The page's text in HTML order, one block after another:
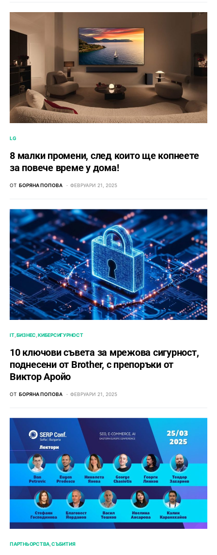
LG
8 малки промени, след които ще копнеете
за повече време у дома!
ОТ БОРЯНА ПОПОВА ФЕВРУАРИ 21, 2025
IT БИЗНЕС КИБЕРСИГУРНОСТ
10 ключови съвета за мрежова сигурност,
поднесени от Brother, с препоръки от
Виктор Аройо
ОТ БОРЯНА ПОПОВА ФЕВРУАРИ 21, 2025
ПАРТНЬОРСТВА СЪБИТИЯ